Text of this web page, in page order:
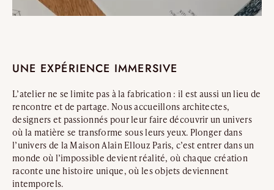
UNE EXPÉRIENCE IMMERSIVE
L’atelier ne se limite pas à la fabrication : il est aussi un lieu de
rencontre et de partage. Nous accueillons architectes,
designers et passionnés pour leur faire découvrir un univers
où la matière se transforme sous leurs yeux. Plonger dans
l’univers de la Maison Alain Ellouz Paris, c’est entrer dans un
monde où l’impossible devient réalité, où chaque création
raconte une histoire unique, où les objets deviennent
intemporels.